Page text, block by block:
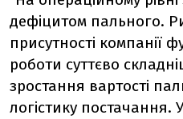
дефіцитом пального.
присутності компанії
роботи суттєво
зростання вартості
логістику постачання.